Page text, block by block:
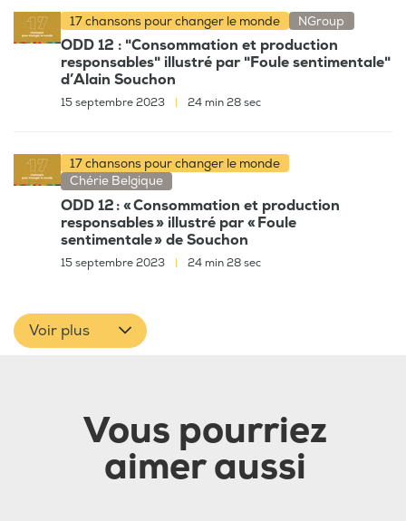
17 chansons pour changer le monde NGroup
ODD 12 : "Consommation et production
responsables" illustré par "Foule sentimentale"
d’Alain Souchon
15 septembre 2023 24 min 28 sec
17 chansons pour changer le monde
Chérie Belgique
ODD 12 : « Consommation et production
responsables » illustré par « Foule
sentimentale » de Souchon
15 septembre 2023 | 24 min 28 sec
Voir plus
Vous pourriez
aimer aussi